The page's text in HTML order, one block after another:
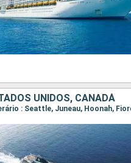
UNIDOS, CANADÁ
: Seattle, Juneau, Hoonah,